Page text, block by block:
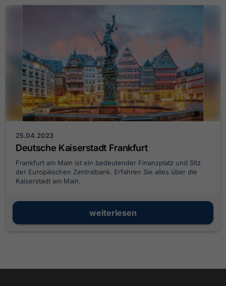
25.04.2023
Deutsche Kaiserstadt Frankfurt
Frankfurt am Main ist ein bedeutender Finanzplatz und Sitz
der Europäischen Zentralbank. Erfahren Sie alles über die
Kaiserstadt am Main.
weiterlesen